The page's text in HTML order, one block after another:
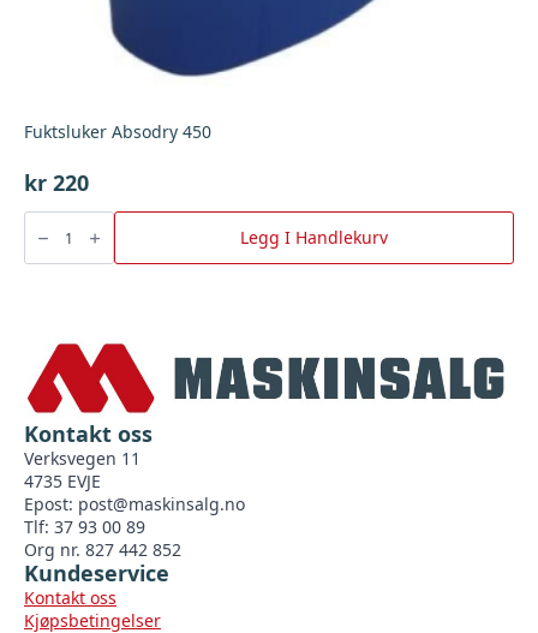
Fuktsluker Absodry 450
kr 220
Fuktsluker
Absodry
450
antall
Legg I Handlekurv
Kontakt oss
Verksvegen 11
4735 EVJE
Epost: post@maskinsalg.no
Tlf: 37 93 00 89
Org nr. 827 442 852
Kundeservice
Kontakt oss
Kjøpsbetingelser